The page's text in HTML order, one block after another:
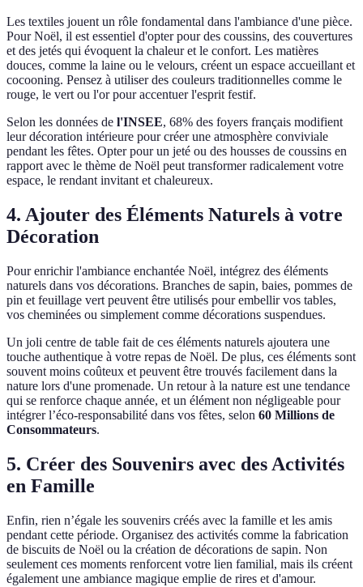
Les textiles jouent un rôle fondamental dans l'ambiance d'une pièce.
Pour Noël, il est essentiel d'opter pour des coussins, des couvertures
et des jetés qui évoquent la chaleur et le confort. Les matières
douces, comme la laine ou le velours, créent un espace accueillant et
cocooning. Pensez à utiliser des couleurs traditionnelles comme le
rouge, le vert ou l'or pour accentuer l'esprit festif.
Selon les données de l'INSEE, 68% des foyers français modifient
leur décoration intérieure pour créer une atmosphère conviviale
pendant les fêtes. Opter pour un jeté ou des housses de coussins en
rapport avec le thème de Noël peut transformer radicalement votre
espace, le rendant invitant et chaleureux.
4. Ajouter des Éléments Naturels à votre
Décoration
Pour enrichir l'ambiance enchantée Noël, intégrez des éléments
naturels dans vos décorations. Branches de sapin, baies, pommes de
pin et feuillage vert peuvent être utilisés pour embellir vos tables,
vos cheminées ou simplement comme décorations suspendues.
Un joli centre de table fait de ces éléments naturels ajoutera une
touche authentique à votre repas de Noël. De plus, ces éléments sont
souvent moins coûteux et peuvent être trouvés facilement dans la
nature lors d'une promenade. Un retour à la nature est une tendance
qui se renforce chaque année, et un élément non négligeable pour
intégrer l’éco-responsabilité dans vos fêtes, selon 60 Millions de
Consommateurs.
5. Créer des Souvenirs avec des Activités
en Famille
Enfin, rien n’égale les souvenirs créés avec la famille et les amis
pendant cette période. Organisez des activités comme la fabrication
de biscuits de Noël ou la création de décorations de sapin. Non
seulement ces moments renforcent votre lien familial, mais ils créent
également une ambiance magique emplie de rires et d'amour.